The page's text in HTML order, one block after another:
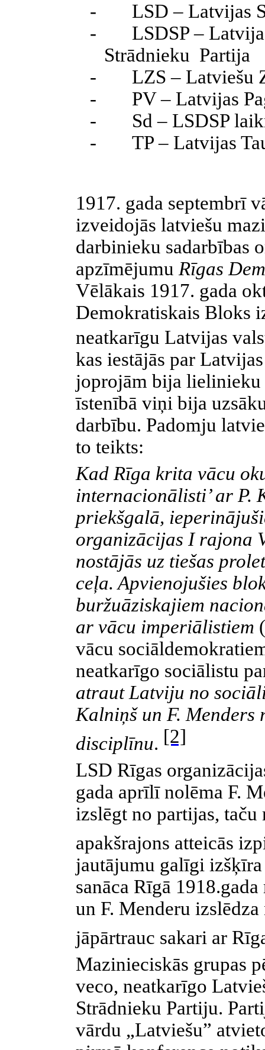
-
LSD – Latvijas
-
LSDSP –
Strādnieku Partija
-
LZS – Latviešu
-
PV – Latvijas
-
Sd – LSDSP
-
TP – Latvijas
1917. gada septembrī
izveidojās latviešu
darbinieku sadarbības
apzīmējumu Rīgas
Vēlākais 1917. gada
Demokratiskais Bloks
neatkarīgu Latvijas
kas iestājās par
joprojām bija
īstenībā viņi bija
darbību. Padomju
to teikts:
Kad Rīga krita vācu
internacionālisti’ ar P.
priekšgalā,
organizācijas I rajona
nostājās uz tiešas
ceļa. Apvienojušies
buržuāziskajiem
ar vācu imperiālistiem
vācu
neatkarīgo sociālistu
atraut Latviju no
Kalniņš un F.
disciplīnu. [2]
LSD Rīgas
gada aprīlī nolēma F.
izslēgt no partijas,
apakšrajons atteicās
jautājumu galīgi
sanāca Rīgā
un F. Menderu
jāpārtrauc sakari ar
Mazinieciskās grupas
veco, neatkarīgo
Strādnieku Partiju.
vārdu „Latviešu”